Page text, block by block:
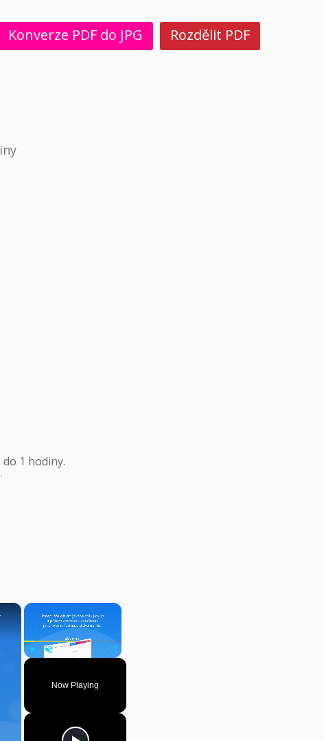
Konverze PDF do JPG
Rozdělit PDF
1 hodiny.
.
×
Fullscreen
Now Playing
×